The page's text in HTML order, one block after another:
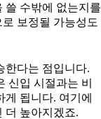
쓸 수밖에 없는지를
보정될 가능성도
한다는 점입니다.
신입 시절과는 비
됩니다. 여기에
더 높아지겠죠.